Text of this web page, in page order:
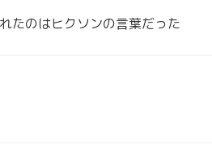
たのはヒクソンの言葉だった